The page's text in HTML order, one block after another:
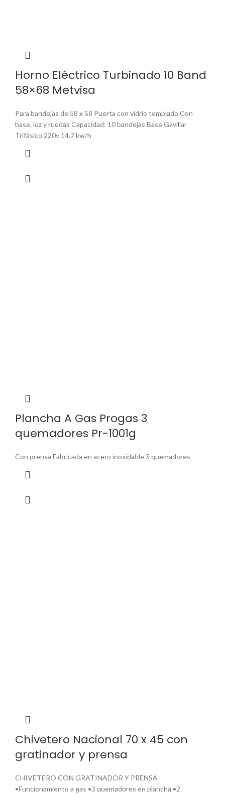
Horno Eléctrico Turbinado 10 Band
58×68 Metvisa
Para bandejas de 58 x 58 Puerta con vidrio templado Con
base, luz y ruedas Capacidad: 10 bandejas Base Gavillar
Trifásico 220v 14.7 kw/h
Plancha A Gas Progas 3
quemadores Pr-1001g
Con prensa Fabricada en acero inoxidable 3 quemadores
Chivetero Nacional 70 x 45 con
gratinador y prensa
CHIVETERO CON GRATINADOR Y PRENSA
•Funcionamiento a gas •3 quemadores en plancha •2